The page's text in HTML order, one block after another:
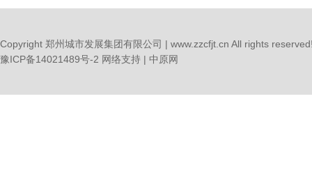
Copyright 郑州城市发展集团有限公司 | www.zzcfjt.cn All rights
豫ICP备14021489号-2 网络支持 | 中原网